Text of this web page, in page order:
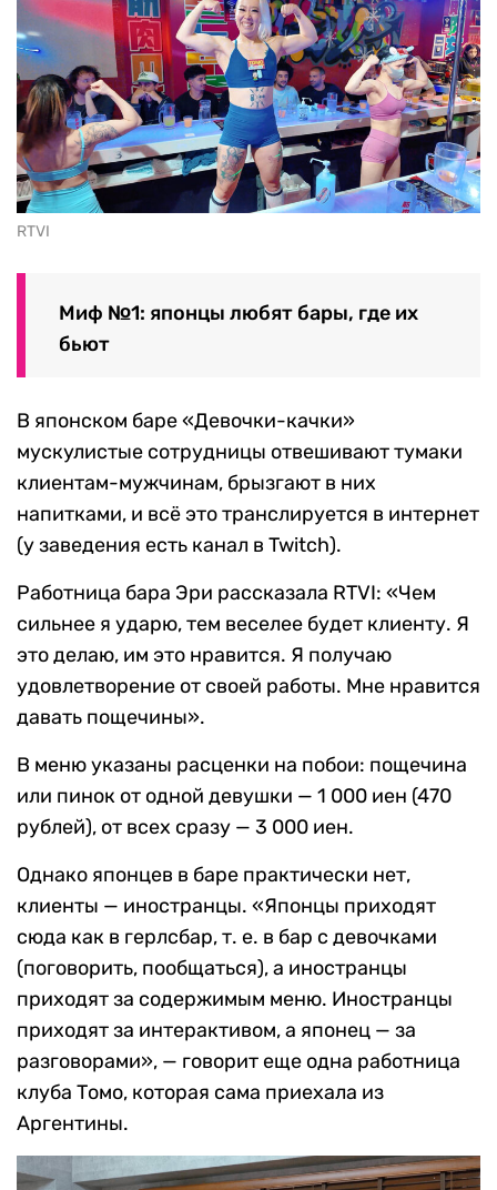
RTVI
Миф №1: японцы любят бары, где их
бьют
В японском баре «Девочки-качки»
мускулистые сотрудницы отвешивают тумаки
клиентам-мужчинам, брызгают в них
напитками, и всё это транслируется в интернет
(у заведения есть канал в Twitch).
Работница бара Эри рассказала RTVI: «Чем
сильнее я ударю, тем веселее будет клиенту. Я
это делаю, им это нравится. Я получаю
удовлетворение от своей работы. Мне нравится
давать пощечины».
В меню указаны расценки на побои: пощечина
или пинок от одной девушки — 1 000 иен (470
рублей), от всех сразу — 3 000 иен.
Однако японцев в баре практически нет,
клиенты — иностранцы. «Японцы приходят
сюда как в герлсбар, т. е. в бар с девочками
(поговорить, пообщаться), а иностранцы
приходят за содержимым меню. Иностранцы
приходят за интерактивом, а японец — за
разговорами», — говорит еще одна работница
клуба Томо, которая сама приехала из
Аргентины.